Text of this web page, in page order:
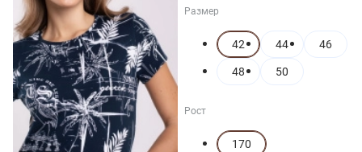
Размер
42 44 46
48 50
Рост
170